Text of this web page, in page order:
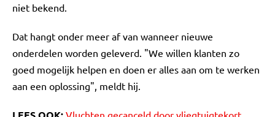
niet bekend.
Dat hangt onder meer af van wanneer nieuwe
onderdelen worden geleverd. "We willen klanten zo
goed mogelijk helpen en doen er alles aan om te werken
aan een oplossing", meldt hij.
Vluchten gecanceld door vliegtuigtekort,